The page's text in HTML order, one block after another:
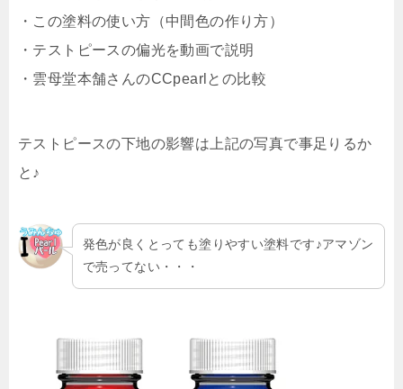
・この塗料の使い方（中間色の作り方）
・テストピースの偏光を動画で説明
・雲母堂本舗さんのCCpearlとの比較
テストピースの下地の影響は上記の写真で事足りるか
と♪
発色が良くとっても塗りやすい塗料です♪アマゾン
で売ってない・・・